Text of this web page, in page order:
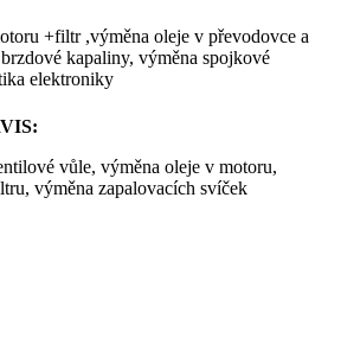
+filtr ,výměna oleje v převodovce a
kapaliny, výměna spojkové
elektroniky
vůle, výměna oleje v motoru,
výměna zapalovacích svíček